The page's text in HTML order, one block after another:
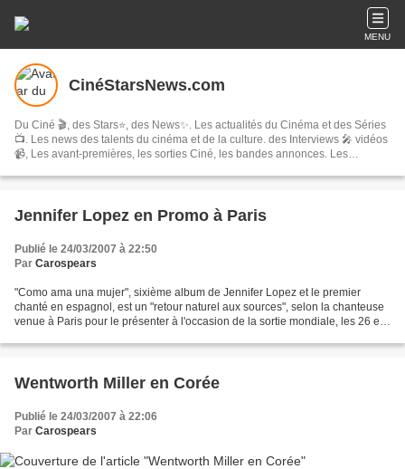
MENU
CinéStarsNews.com
Du Ciné 🎬, des Stars⭐, des News✨. Les actualités du Cinéma et des Séries
📺. Les news des talents du cinéma et de la culture. des Interviews 🎤 vidéos
📹, Les avant-premières, les sorties Ciné, les bandes annonces. Les
Jennifer Lopez en Promo à Paris
Publié le 24/03/2007 à 22:50
Par Carospears
"Como ama una mujer", sixième album de Jennifer Lopez et le premier
chanté en espagnol, est un "retour naturel aux sources", selon la chanteuse
venue à Paris pour le présenter à l'occasion de la sortie mondiale, les 26 et
Wentworth Miller en Corée
Publié le 24/03/2007 à 22:06
Par Carospears